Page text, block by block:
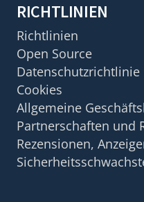
RICHTLINIEN
Richtlinien
Open Source
Datenschutzrichtlinie
Cookies
Allgemeine
Partnerschaften und
Rezensionen,